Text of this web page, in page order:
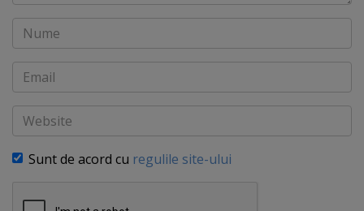
Nume
Email
Website
Sunt de acord cu regulile site-ului